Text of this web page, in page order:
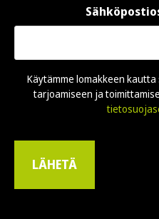
Käytämme lomakkeen
tarjoamiseen ja